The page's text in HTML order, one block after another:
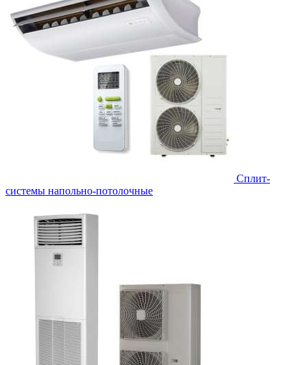
Сплит-
системы напольно-потолочные